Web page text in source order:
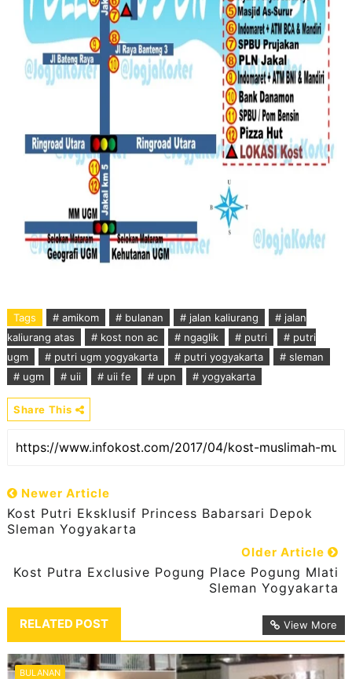
Tags # amikom # bulanan # jalan kaliurang
# jalan
kaliurang atas
# kost non ac # ngaglik # putri
# putri
ugm
# putri ugm yogyakarta # putri yogyakarta
# sleman
# ugm
# uii # uii fe # upn # yogyakarta
Share This
Newer Article
Kost Putri Eksklusif Princess Babarsari Depok
Sleman Yogyakarta
Older Article
Kost Putra Exclusive Pogung Place Pogung Mlati
Sleman Yogyakarta
RELATED POST View More
BULANAN